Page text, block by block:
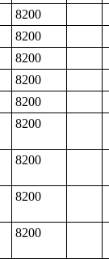
8200
8200
8200
8200
8200
8200
8200
8200
8200